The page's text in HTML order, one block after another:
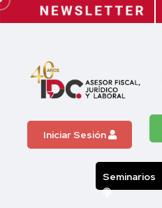
Iniciar Sesión
Seminarios